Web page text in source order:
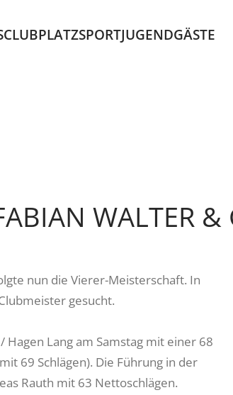
CLUBPLATZSPORTJUGENDGÄSTE
WALTER
nun die Vierer-Meisterschaft. In
gesucht.
Lang am Samstag mit einer 68
69 Schlägen). Die Führung in der
Rauth mit 63 Nettoschlägen.